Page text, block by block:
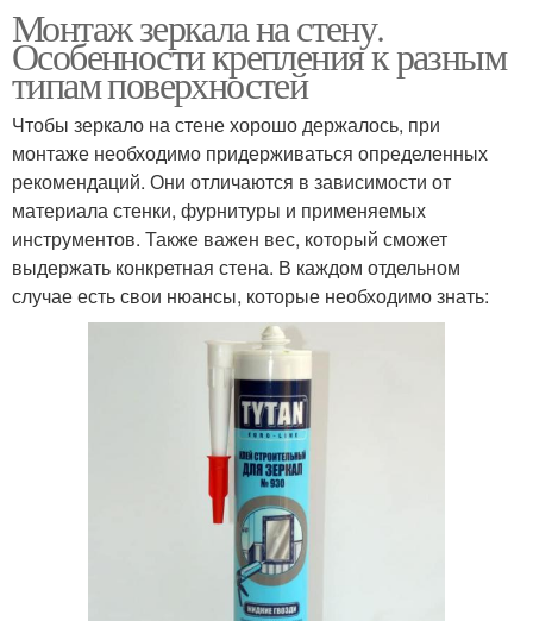
Монтаж зеркала на стену.
Особенности крепления к разным
типам поверхностей
Чтобы зеркало на стене хорошо держалось, при
монтаже необходимо придерживаться определенных
рекомендаций. Они отличаются в зависимости от
материала стенки, фурнитуры и применяемых
инструментов. Также важен вес, который сможет
выдержать конкретная стена. В каждом отдельном
случае есть свои нюансы, которые необходимо знать: